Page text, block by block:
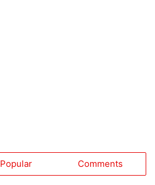
Popular Comments